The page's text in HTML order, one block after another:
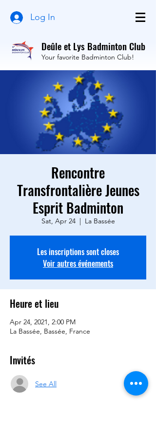
Log In
Deûle et Lys Badminton Club
Your favorite Badminton Club!
Rencontre
Transfrontalière Jeunes
Esprit Badminton
Sat, Apr 24
  |
La Bassée
Les inscriptions sont closes
Voir autres événements
Heure et lieu
Apr 24, 2021, 2:00 PM
La Bassée, Bassée, France
Invités
See All